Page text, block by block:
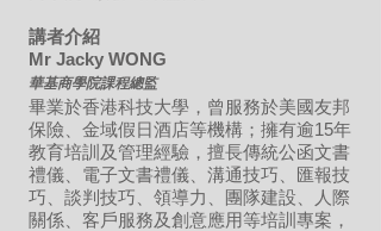
講者介紹
Mr Jacky WONG
華基商學院課程總監
畢業於香港科技大學，曾服務於美國友邦
保險、金域假日酒店等機構；擁有逾15年
教育培訓及管理經驗，擅長傳統公函文書
禮儀、電子文書禮儀、溝通技巧、匯報技
巧、談判技巧、領導力、團隊建設、人際
關係、客戶服務及創意應用等培訓專案，